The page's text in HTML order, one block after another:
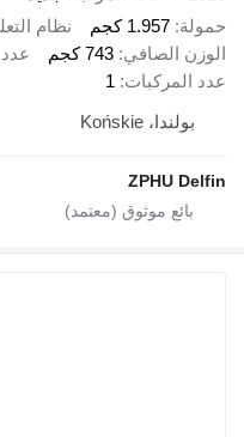
كجم
نظام التعليق التوائية
743 كجم عدد المحاور 2
1